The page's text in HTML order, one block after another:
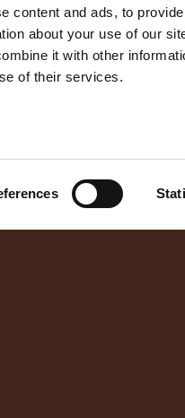
content and ads, to
about your use of our
it with other
of their services.